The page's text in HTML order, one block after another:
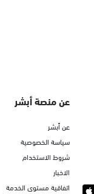
عن منصة أبشر
عن أبشر
سياسة الخصوصية
شروط الاستخدام
الاخبار
اتفاقية مستوى الخدمة